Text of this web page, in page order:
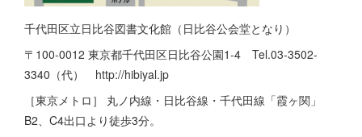
千代田区立日比谷図書文化館（日比谷公会堂となり）
〒100-0012 東京都千代田区日比谷公園1-4 Tel.03-3502-
3340（代） http://hibiyal.jp
［東京メトロ］ 丸ノ内線・日比谷線・千代田線「霞ヶ関」
B2、C4出口より徒歩3分。